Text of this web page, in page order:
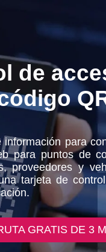
de
información para
para puntos de
proveedores y
tarjeta de
GRATIS DE 3